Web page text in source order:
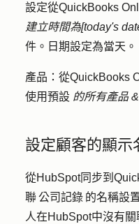
設定從QuickBooks
建立時間為[today's
件。日期設定為當天。
產品： 從QuickBooks
使用預設 的所有產品
設定顧客的顯示
從HubSpot同步到
聯 公司記錄 的名稱設
人在HubSpot中沒有